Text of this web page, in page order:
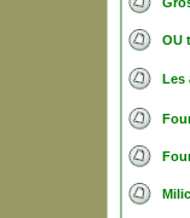
OU
Les